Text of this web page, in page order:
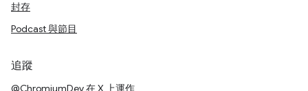
封存
Podcast 與節目
追蹤
@ChromiumDev 在 X 上運作